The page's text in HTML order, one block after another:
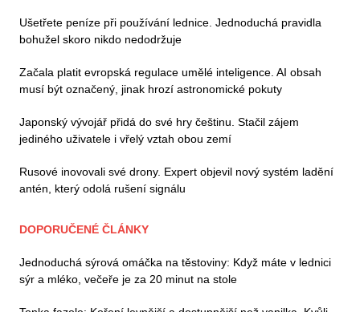
Ušetřete peníze při používání lednice. Jednoduchá pravidla
bohužel skoro nikdo nedodržuje
Začala platit evropská regulace umělé inteligence. AI obsah
musí být označený, jinak hrozí astronomické pokuty
Japonský vývojář přidá do své hry češtinu. Stačil zájem
jediného uživatele i vřelý vztah obou zemí
Rusové inovovali své drony. Expert objevil nový systém ladění
antén, který odolá rušení signálu
DOPORUČENÉ ČLÁNKY
Jednoduchá sýrová omáčka na těstoviny: Když máte v lednici
sýr a mléko, večeře je za 20 minut na stole